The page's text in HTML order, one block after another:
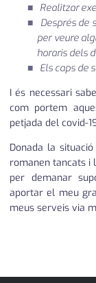
Realitzar
Després de
per veure
horaris dels
Els caps de
I és necessari
com portem
petjada del covid-
Donada la
romanen tancats i
per demanar
aportar el meu
meus serveis via